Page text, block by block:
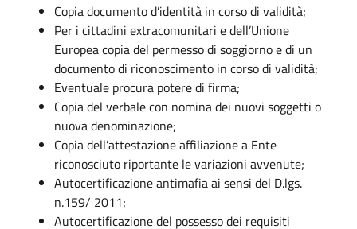
Copia documento d’identità in corso di validità;
Per i cittadini extracomunitari e dell’Unione
Europea copia del permesso di soggiorno e di un
documento di riconoscimento in corso di validità;
Eventuale procura potere di firma;
Copia del verbale con nomina dei nuovi soggetti o
nuova denominazione;
Copia dell’attestazione affiliazione a Ente
riconosciuto riportante le variazioni avvenute;
Autocertificazione antimafia ai sensi del D.lgs.
n.159/ 2011;
Autocertificazione del possesso dei requisiti